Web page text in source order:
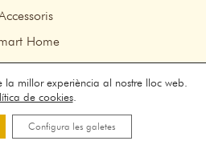
Home
– Tots els drets reservats
privadesa–Política de cookies
Persuadiendo.com
la millor experiència al nostre lloc web.
de cookies.
Configura les galetes